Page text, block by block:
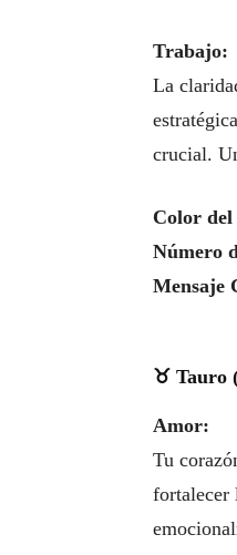
Trabajo:
La
crucial.
Color
Número
Mensaje
♉ Tauro
Amor:
Tu
fortalecer